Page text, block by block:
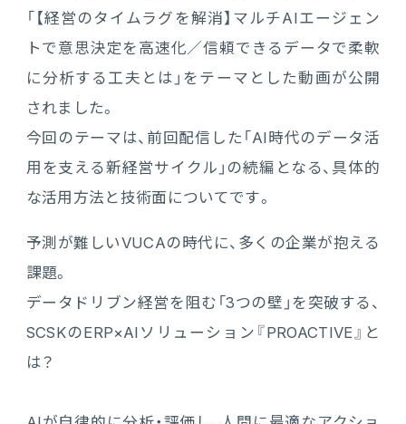
経費
CO₂排出量算定
「CO×COカルテ（ココカルテ）」
人事・給与
人事
給与
個人番号管理
「Uwell（ユーウェル）」
素材・素材加工
電機・機械 PROACTIVE Electrical Machinery
建設 PROACTIVE Construction
経営課題別オファリング
「【経営のタイムラグを解消】マルチAIエージェン
トで意思決定を高速化／信頼できるデータで柔軟
に分析する工夫とは」をテーマとした動画が公開
されました。
今回のテーマは、前回配信した「AI時代のデータ活
用を支える新経営サイクル」の続編となる、具体的
な活用方法と技術面についてです。
予測が難しいVUCAの時代に、多くの企業が抱える
課題。
データドリブン経営を阻む「3つの壁」を突破する、
SCSKのERP×AIソリューション『PROACTIVE』と
は？